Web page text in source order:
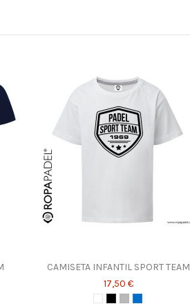
CAMISETA INFANTIL SPORT TEAM
17,50 €